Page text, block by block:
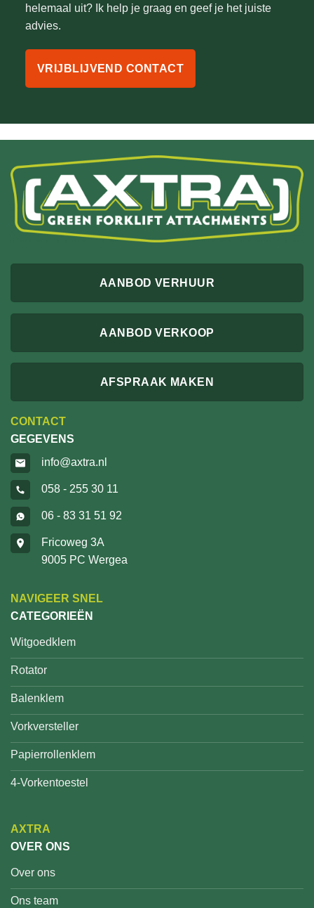
helemaal uit? Ik help je graag en geef je het juiste
advies.
VRIJBLIJVEND CONTACT
AANBOD VERHUUR
AANBOD VERKOOP
AFSPRAAK MAKEN
CONTACT
GEGEVENS
info@axtra.nl
058 - 255 30 11
06 - 83 31 51 92
Fricoweg 3A
9005 PC Wergea
NAVIGEER SNEL
CATEGORIEËN
Witgoedklem
Rotator
Balenklem
Vorkversteller
Papierrollenklem
4-Vorkentoestel
AXTRA
OVER ONS
Over ons
Ons team